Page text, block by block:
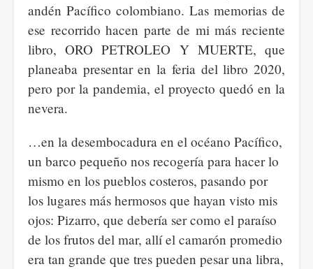
andén Pacífico colombiano. Las memorias de
ese recorrido hacen parte de mi más reciente
libro, ORO PETROLEO Y MUERTE, que
planeaba presentar en la feria del libro 2020,
pero por la pandemia, el proyecto quedó en la
nevera.
…en la desembocadura en el océano Pacífico,
un barco pequeño nos recogería para hacer lo
mismo en los pueblos costeros, pasando por
los lugares más hermosos que hayan visto mis
ojos: Pizarro, que debería ser como el paraíso
de los frutos del mar, allí el camarón promedio
era tan grande que tres pueden pesar una libra,